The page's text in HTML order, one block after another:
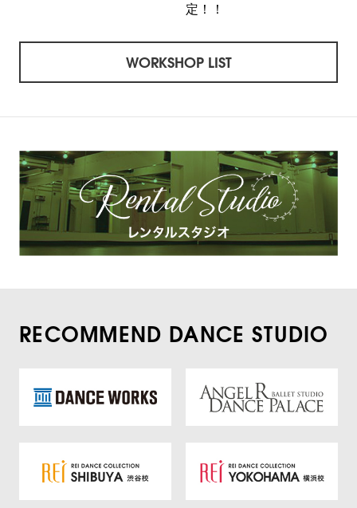
定！！
WORKSHOP LIST
RECOMMEND DANCE STUDIO